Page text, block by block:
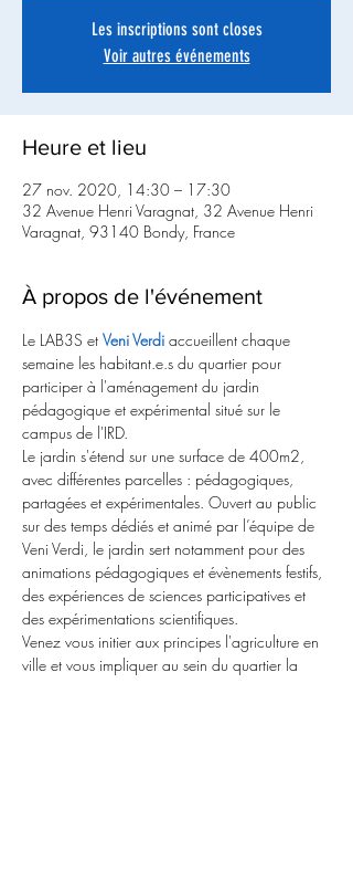
Les inscriptions sont closes
Voir autres événements
Heure et lieu
27 nov. 2020, 14:30 – 17:30
32 Avenue Henri Varagnat, 32 Avenue Henri
Varagnat, 93140 Bondy, France
À propos de l'événement
Le LAB3S et Veni Verdi accueillent chaque
semaine les habitant.e.s du quartier pour
participer à l'aménagement du jardin
pédagogique et expérimental situé sur le
campus de l'IRD.
Le jardin s'étend sur une surface de 400m2,
avec différentes parcelles : pédagogiques,
partagées et expérimentales. Ouvert au public
sur des temps dédiés et animé par l’équipe de
Veni Verdi, le jardin sert notamment pour des
animations pédagogiques et évènements festifs,
des expériences de sciences participatives et
des expérimentations scientifiques.
Venez vous initier aux principes l'agriculture en
ville et vous impliquer au sein du quartier la